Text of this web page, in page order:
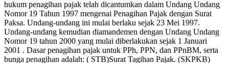
hukum penagihan pajak telah dicantumkan dalam Undang Undang
Nomor 19 Tahun 1997 mengenai Penagihan Pajak dengan Surat
Paksa. Undang-undang ini mulai berlaku sejak 23 Mei 1997.
Undang-undang kemudian diamandemen dengan Undang Undang
Nomor 19 tahun 2000 yang mulai diberlakukan sejak 1 Januari
2001 . Dasar penagihan pajak untuk PPh, PPN, dan PPnBM, serta
bunga penagihan adalah: ( STB)Surat Tagihan Pajak. (SKPKB)